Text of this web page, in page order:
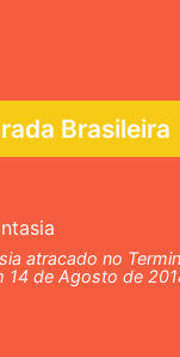
Brasileira
atracado no
14 de Agosto de